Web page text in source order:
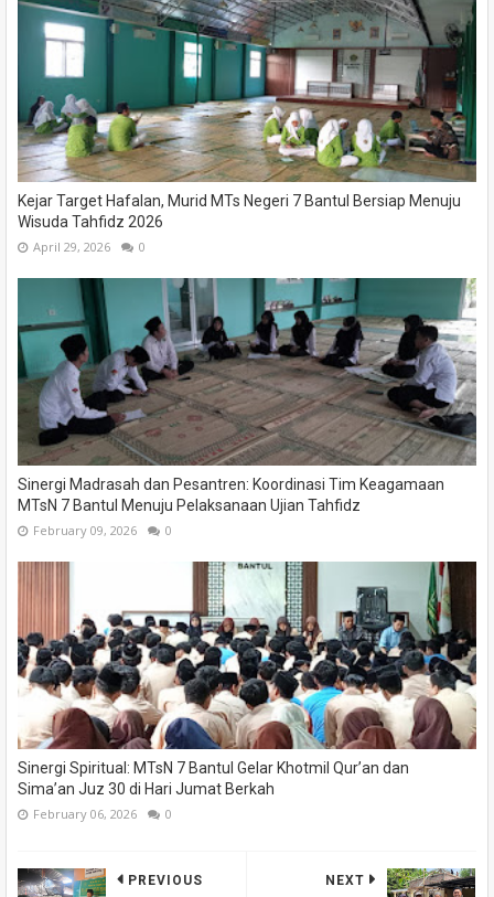
Kejar Target Hafalan, Murid MTs Negeri 7 Bantul Bersiap Menuju
Wisuda Tahfidz 2026
April 29, 2026 0
Sinergi Madrasah dan Pesantren: Koordinasi Tim Keagamaan
MTsN 7 Bantul Menuju Pelaksanaan Ujian Tahfidz
February 09, 2026 0
Sinergi Spiritual: MTsN 7 Bantul Gelar Khotmil Qur’an dan
Sima’an Juz 30 di Hari Jumat Berkah
February 06, 2026 0
NEXT
PREVIOUS